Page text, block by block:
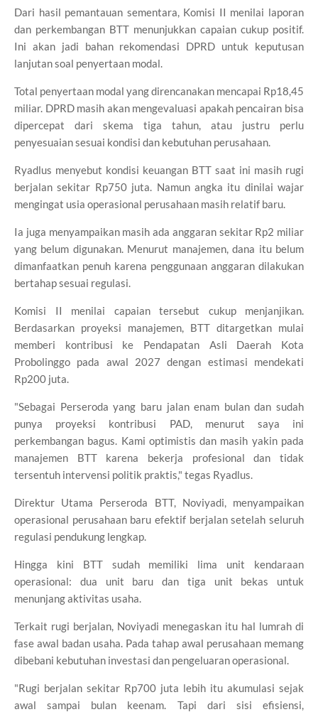
Dari hasil pemantauan sementara, Komisi II menilai laporan
dan perkembangan BTT menunjukkan capaian cukup positif.
Ini akan jadi bahan rekomendasi DPRD untuk keputusan
lanjutan soal penyertaan modal.
Total penyertaan modal yang direncanakan mencapai Rp18,45
miliar. DPRD masih akan mengevaluasi apakah pencairan bisa
dipercepat dari skema tiga tahun, atau justru perlu
penyesuaian sesuai kondisi dan kebutuhan perusahaan.
Ryadlus menyebut kondisi keuangan BTT saat ini masih rugi
berjalan sekitar Rp750 juta. Namun angka itu dinilai wajar
mengingat usia operasional perusahaan masih relatif baru.
Ia juga menyampaikan masih ada anggaran sekitar Rp2 miliar
yang belum digunakan. Menurut manajemen, dana itu belum
dimanfaatkan penuh karena penggunaan anggaran dilakukan
bertahap sesuai regulasi.
Komisi II menilai capaian tersebut cukup menjanjikan.
Berdasarkan proyeksi manajemen, BTT ditargetkan mulai
memberi kontribusi ke Pendapatan Asli Daerah Kota
Probolinggo pada awal 2027 dengan estimasi mendekati
Rp200 juta.
"Sebagai Perseroda yang baru jalan enam bulan dan sudah
punya proyeksi kontribusi PAD, menurut saya ini
perkembangan bagus. Kami optimistis dan masih yakin pada
manajemen BTT karena bekerja profesional dan tidak
tersentuh intervensi politik praktis," tegas Ryadlus.
Direktur Utama Perseroda BTT, Noviyadi, menyampaikan
operasional perusahaan baru efektif berjalan setelah seluruh
regulasi pendukung lengkap.
Hingga kini BTT sudah memiliki lima unit kendaraan
operasional: dua unit baru dan tiga unit bekas untuk
menunjang aktivitas usaha.
Terkait rugi berjalan, Noviyadi menegaskan itu hal lumrah di
fase awal badan usaha. Pada tahap awal perusahaan memang
dibebani kebutuhan investasi dan pengeluaran operasional.
"Rugi berjalan sekitar Rp700 juta lebih itu akumulasi sejak
awal sampai bulan keenam. Tapi dari sisi efisiensi,